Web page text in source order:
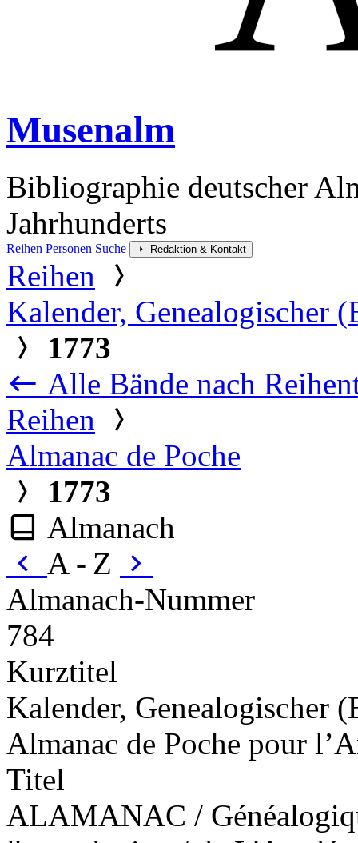
Musenalm
Bibliographie deutscher
Jahrhunderts
Reihen Personen Suche Redaktion & Kontakt
Reihen
Kalender, Genealogischer
1773
Alle Bände nach
Reihen
Almanac de Poche
1773
Almanach
A - Z
Almanach-Nummer
784
Kurztitel
Kalender, Genealogischer
Almanac de Poche pour
Titel
ALAMANAC /